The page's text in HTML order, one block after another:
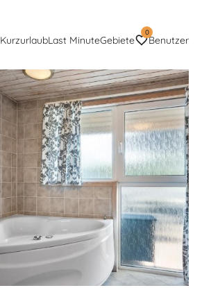
KurzurlaubLast MinuteGebiete
0
Benutzer